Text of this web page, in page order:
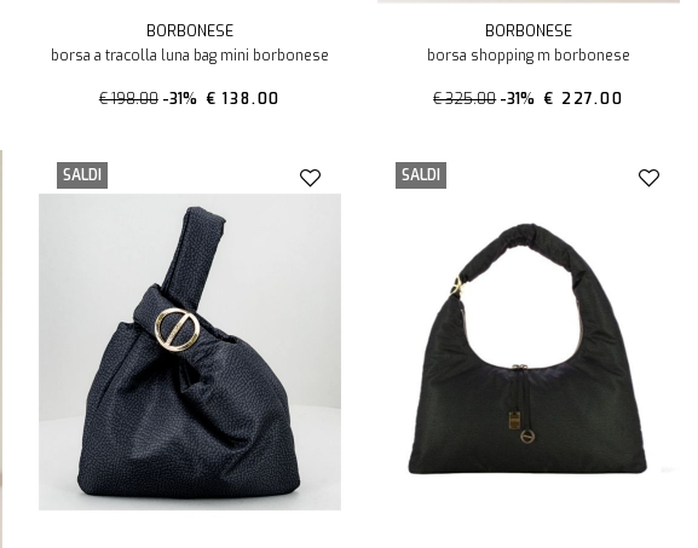
BORBONESE
borsa a tracolla luna bag mini borbonese
€ 198.00 -31% € 138.00
BORBONESE
borsa shopping m borbonese
€ 325.00 -31% € 227.00
SALDI SALDI